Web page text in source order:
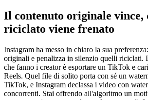
Il contenuto originale vince,
riciclato viene frenato
Instagram ha messo in chiaro la sua
originali e penalizza in silenzio quelli riciclati.
che fanno i creator è esportare un TikTok e
Reels. Quel file di solito porta con sé un
TikTok, e Instagram declassa i video con
concorrenti. Stai offrendo all'algoritmo un